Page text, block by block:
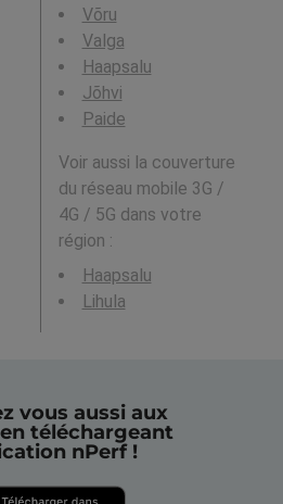
Võru
Valga
Haapsalu
Jõhvi
Paide
Voir aussi la couverture
du réseau mobile 3G /
4G / 5G dans votre
région :
Haapsalu
Lihula
vous aussi aux
téléchargeant
nPerf !